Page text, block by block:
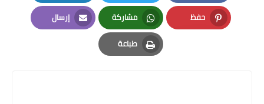
Facebook
Twitter
LinkedIn
حفظ
Pinterest
مشاركة
Whatsapp
إرسال
Email
طباعة
Print